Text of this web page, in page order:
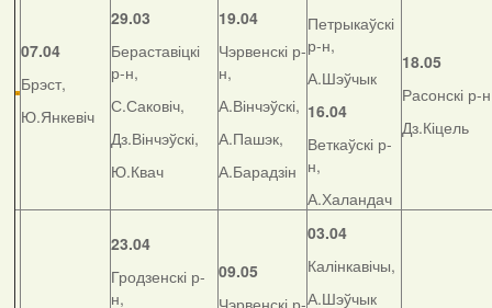
07.04
Брэст,
Ю.Янкевіч
29.03
Бераставіцкі
р-н,
С.Саковіч,
Дз.Вінчэўскі,
Ю.Квач
19.04
Чэрвенскі р-
н,
А.Вінчэўскі,
А.Пашэк,
А.Барадзін
Петрыкаўскі
р-н,
А.Шэўчык
16.04
Веткаўскі р-
н,
А.Халандач
18.05
Расонскі р-
Дз.Кіцель
23.04
Гродзенскі р-
н,
09.05
Чэрвенскі р-
03.04
Калінкавічы,
А.Шэўчык